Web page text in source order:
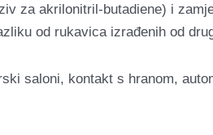
za akrilonitril-butadiene) i
od rukavica izrađenih od
saloni, kontakt s hranom,